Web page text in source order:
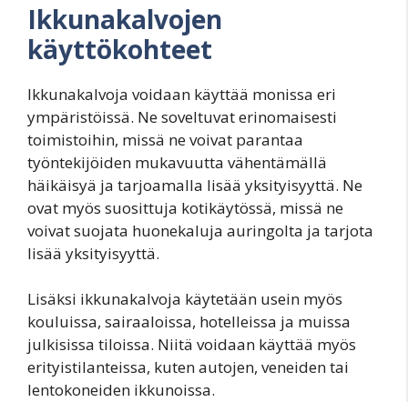
Ikkunakalvojen
käyttökohteet
Ikkunakalvoja voidaan käyttää monissa eri
ympäristöissä. Ne soveltuvat erinomaisesti
toimistoihin, missä ne voivat parantaa
työntekijöiden mukavuutta vähentämällä
häikäisyä ja tarjoamalla lisää yksityisyyttä. Ne
ovat myös suosittuja kotikäytössä, missä ne
voivat suojata huonekaluja auringolta ja tarjota
lisää yksityisyyttä.
Lisäksi ikkunakalvoja käytetään usein myös
kouluissa, sairaaloissa, hotelleissa ja muissa
julkisissa tiloissa. Niitä voidaan käyttää myös
erityistilanteissa, kuten autojen, veneiden tai
lentokoneiden ikkunoissa.